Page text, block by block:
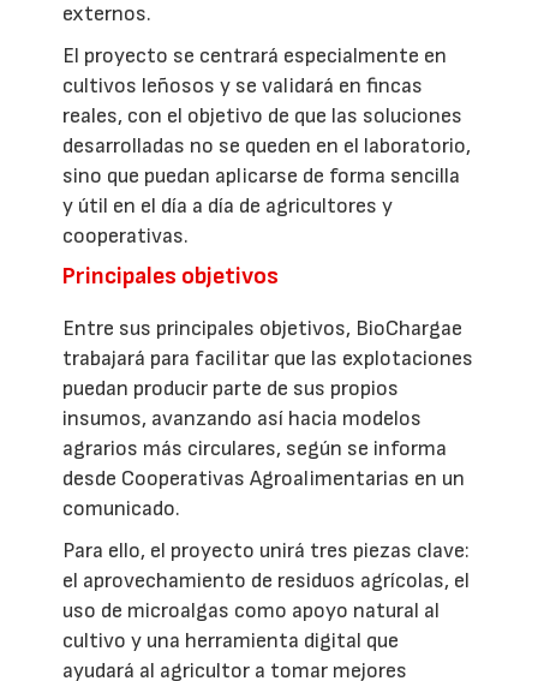
externos.
El proyecto se centrará especialmente en
cultivos leñosos y se validará en fincas
reales, con el objetivo de que las soluciones
desarrolladas no se queden en el laboratorio,
sino que puedan aplicarse de forma sencilla
y útil en el día a día de agricultores y
cooperativas.
Principales objetivos
Entre sus principales objetivos, BioChargae
trabajará para facilitar que las explotaciones
puedan producir parte de sus propios
insumos, avanzando así hacia modelos
agrarios más circulares, según se informa
desde Cooperativas Agroalimentarias en un
comunicado.
Para ello, el proyecto unirá tres piezas clave:
el aprovechamiento de residuos agrícolas, el
uso de microalgas como apoyo natural al
cultivo y una herramienta digital que
ayudará al agricultor a tomar mejores